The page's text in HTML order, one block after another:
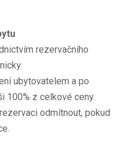
rezervačního
ubytovatelem a po
100% z celkové ceny.
odmítnout, pokud